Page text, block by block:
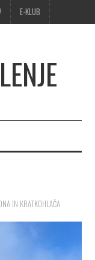
E-KLUB
IN KRATKOHLAČA